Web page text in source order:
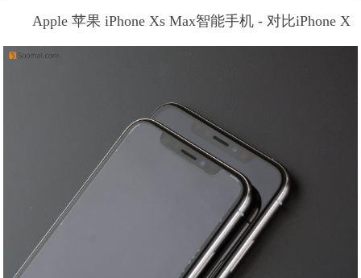
Apple 苹果 iPhone Xs Max智能手机 - 对比iPhone X